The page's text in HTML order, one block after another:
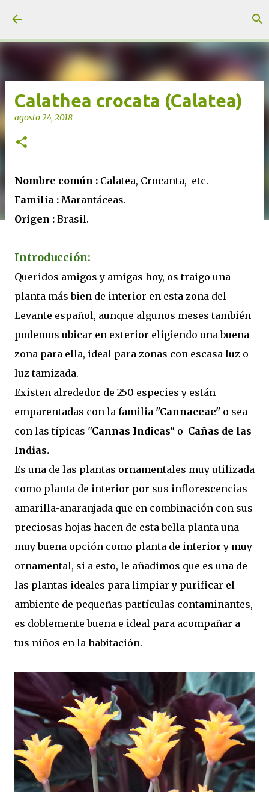
Calathea crocata (Calatea)
agosto 24, 2018
Nombre común : Calatea, Crocanta, etc.
Familia : Marantáceas.
Origen : Brasil.
Introducción:
Queridos amigos y amigas hoy, os traigo una
planta más bien de interior en esta zona del
Levante español, aunque algunos meses también
podemos ubicar en exterior eligiendo una buena
zona para ella, ideal para zonas con escasa luz o
luz tamizada.
Existen alrededor de 250 especies y están
emparentadas con la familia "Cannaceae" o sea
con las típicas "Cannas Indicas" o Cañas de las
Indias.
Es una de las plantas ornamentales muy utilizada
como planta de interior por sus inflorescencias
amarilla-anaranjada que en combinación con sus
preciosas hojas hacen de esta bella planta una
muy buena opción como planta de interior y muy
ornamental, si a esto, le añadimos que es una de
las plantas ideales para limpiar y purificar el
ambiente de pequeñas partículas contaminantes,
es doblemente buena e ideal para acompañar a
tus niños en la habitación.